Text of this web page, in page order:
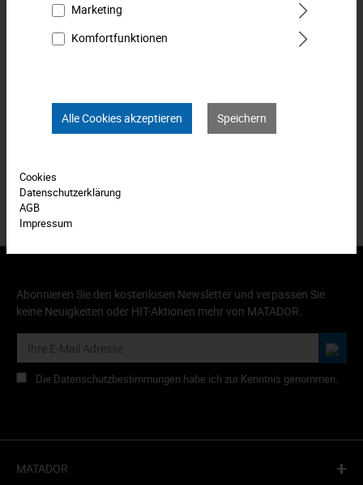
Downloads
Produkt FAQs
Abonnieren Sie den kostenlosen Newsletter und verpassen Sie
keine Neuigkeiten oder HIT-Aktionen mehr von MATADOR.
Die Datenschutzbestimmungen habe ich zur Kenntnis genommen.
MATADOR +
Marketing
Komfortfunktionen
Alle Cookies akzeptieren Speichern
Cookies
Datenschutzerklärung
AGB
Impressum